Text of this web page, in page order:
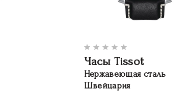
Часы Tissot
Нержавеющая сталь
Швейцария